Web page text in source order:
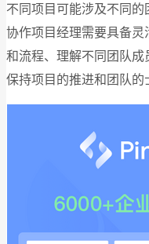
不同项目可能涉及不同的
协作项目经理需要具备
和流程、理解不同团队
保持项目的推进和团队的